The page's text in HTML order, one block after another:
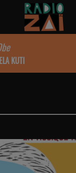
KUTI